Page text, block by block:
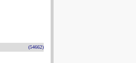
(54662)